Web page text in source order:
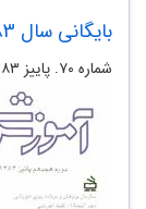
بایگانی سال 1383
شماره ۷۰. پاییز ۱۳۸۳